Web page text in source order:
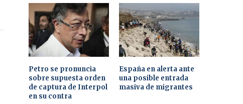
Petro se pronuncia
sobre supuesta orden
de captura de Interpol
en su contra
España en alerta ante
una posible entrada
masiva de migrantes